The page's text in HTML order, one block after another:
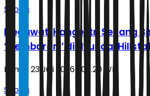
Sports
Megawati Hangestri Senang
‘’Kembaran’’ di Hyundai
Kamis, 23 Juli 2026 | 00.20 WIB
Sports